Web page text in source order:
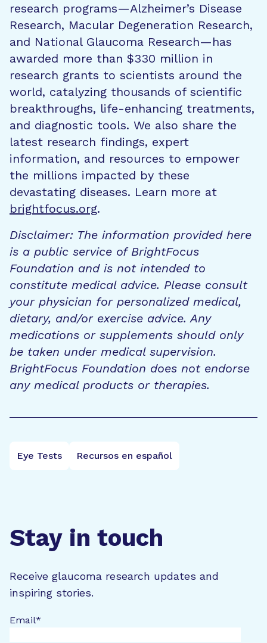
research programs—Alzheimer’s Disease
Research, Macular Degeneration Research,
and National Glaucoma Research—has
awarded more than $330 million in
research grants to scientists around the
world, catalyzing thousands of scientific
breakthroughs, life-enhancing treatments,
and diagnostic tools. We also share the
latest research findings, expert
information, and resources to empower
the millions impacted by these
devastating diseases. Learn more at
brightfocus.org.
Disclaimer: The information provided here
is a public service of BrightFocus
Foundation and is not intended to
constitute medical advice. Please consult
your physician for personalized medical,
dietary, and/or exercise advice. Any
medications or supplements should only
be taken under medical supervision.
BrightFocus Foundation does not endorse
any medical products or therapies.
Eye Tests Recursos en español
Stay in touch
Receive glaucoma research updates and
inspiring stories.
Email*